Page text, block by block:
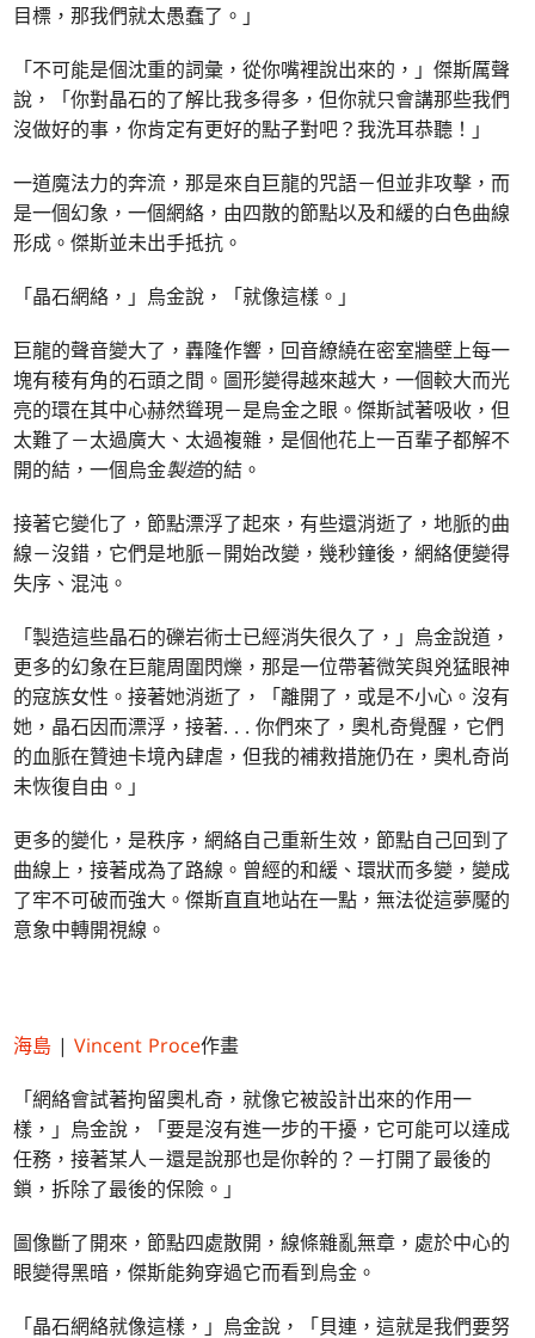
目標，那我們就太愚蠢了。」
「不可能是個沈重的詞彙，從你嘴裡說出來的，」傑斯厲聲
說，「你對晶石的了解比我多得多，但你就只會講那些我們
沒做好的事，你肯定有更好的點子對吧？我洗耳恭聽！」
一道魔法力的奔流，那是來自巨龍的咒語－但並非攻擊，而
是一個幻象，一個網絡，由四散的節點以及和緩的白色曲線
形成。傑斯並未出手抵抗。
「晶石網絡，」烏金說，「就像這樣。」
巨龍的聲音變大了，轟隆作響，回音繚繞在密室牆壁上每一
塊有稜有角的石頭之間。圖形變得越來越大，一個較大而光
亮的環在其中心赫然聳現－是烏金之眼。傑斯試著吸收，但
太難了－太過廣大、太過複雜，是個他花上一百輩子都解不
開的結，一個烏金製造的結。
接著它變化了，節點漂浮了起來，有些還消逝了，地脈的曲
線－沒錯，它們是地脈－開始改變，幾秒鐘後，網絡便變得
失序、混沌。
「製造這些晶石的礫岩術士已經消失很久了，」烏金說道，
更多的幻象在巨龍周圍閃爍，那是一位帶著微笑與兇猛眼神
的寇族女性。接著她消逝了，「離開了，或是不小心。沒有
她，晶石因而漂浮，接著. . . 你們來了，奧札奇覺醒，它們
的血脈在贊迪卡境內肆虐，但我的補救措施仍在，奧札奇尚
未恢復自由。」
更多的變化，是秩序，網絡自己重新生效，節點自己回到了
曲線上，接著成為了路線。曾經的和緩、環狀而多變，變成
了牢不可破而強大。傑斯直直地站在一點，無法從這夢魘的
意象中轉開視線。
海島 |Vincent Proce作畫
「網絡會試著拘留奧札奇，就像它被設計出來的作用一
樣，」烏金說，「要是沒有進一步的干擾，它可能可以達成
任務，接著某人－還是說那也是你幹的？－打開了最後的
鎖，拆除了最後的保險。」
圖像斷了開來，節點四處散開，線條雜亂無章，處於中心的
眼變得黑暗，傑斯能夠穿過它而看到烏金。
「晶石網絡就像這樣，」烏金說，「貝連，這就是我們要努